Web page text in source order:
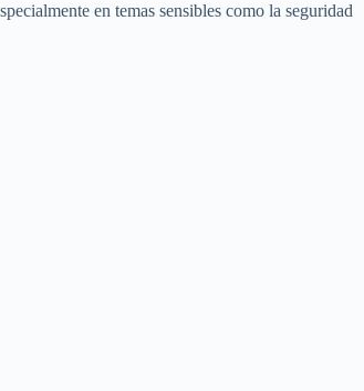
en temas sensibles como la seguridad